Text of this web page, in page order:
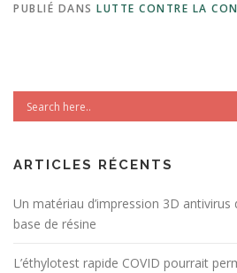
PUBLIÉ DANS LUTTE CONTRE LA
ARTICLES RÉCENTS
Un matériau d’impression 3D antivirus
base de résine
L’éthylotest rapide COVID pourrait